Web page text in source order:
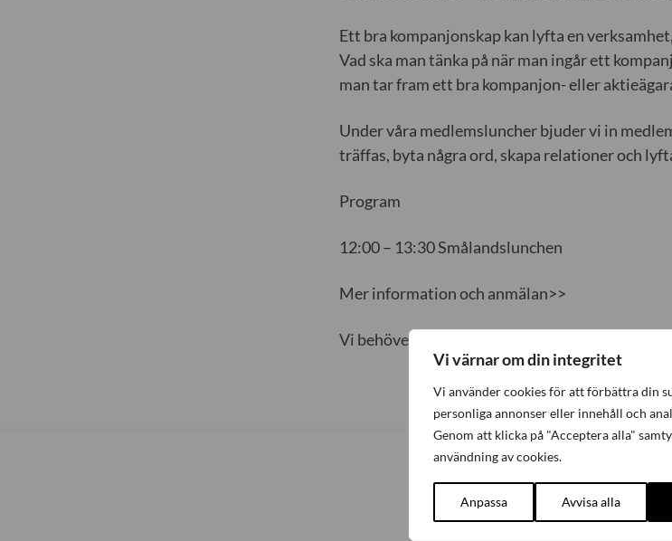
Vi värnar om din integritet
Vi använder cookies för att förbättra din
personliga annonser eller innehåll och
Genom att klicka på "Acceptera alla"
användning av cookies.
Anpassa Avvisa alla
Ett bra kompanjonskap kan lyfta en
Vad ska man tänka på när man ingår ett
man tar fram ett bra kompanjon- eller
Under våra medlemsluncher bjuder vi in
träffas, byta några ord, skapa relationer och
Program
12:00 – 13:30 Smålandslunchen
Mer information och anmälan>>
Vi behöver din anmälan senast tisdagen den 13
Senaste